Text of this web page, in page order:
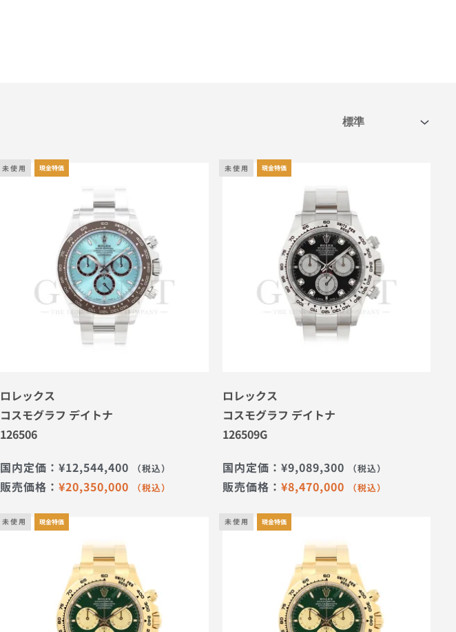
未 使 用 現金特価
ロレックス
コスモグラフ デイトナ
126506
国内定価： ¥12,544,400 （税込）
販売価格： ¥20,350,000 （税込）
未 使 用 現金特価
ロレックス
コスモグラフ デイトナ
126509G
国内定価： ¥9,089,300 （税込）
販売価格： ¥8,470,000 （税込）
未 使 用 現金特価 未 使 用 現金特価